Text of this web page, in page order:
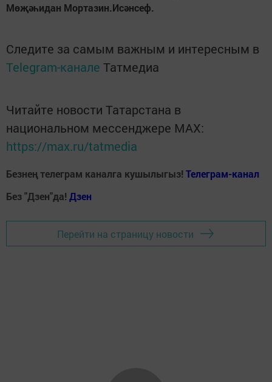
Мөҗәһидан Мортазин.Исәнсеф.
Следите за самым важным и интересным в
Telegram-канале Татмедиа
Читайте новости Татарстана в
национальном мессенджере MАХ:
https://max.ru/tatmedia
Безнең телеграм каналга кушылыгыз! Телеграм-канал
Без "Дзен"да! Дзен
Перейти на страницу новости